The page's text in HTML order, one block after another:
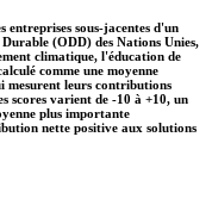
entreprises sous-jacentes d'un
(ODD) des Nations Unies,
climatique, l'éducation de
comme une moyenne
mesurent leurs contributions
scores varient de -10 à +10, un
plus importante
nette positive aux solutions